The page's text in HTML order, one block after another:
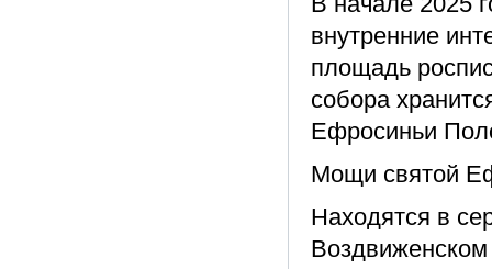
внутренние
площадь
собора
Ефросиньи
Мощи святой
Находятся в